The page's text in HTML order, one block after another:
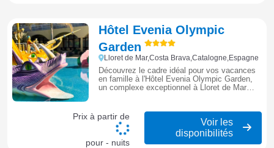
Hôtel Evenia Olympic
Garden
Lloret de Mar,Costa Brava,Catalogne,Espagne
Découvrez le cadre idéal pour vos vacances
en famille à l'Hôtel Evenia Olympic Garden,
un complexe exceptionnel à Lloret de Mar
la Costa Brava.
Prix à partir de
pour - nuits
Voir les
disponibilités